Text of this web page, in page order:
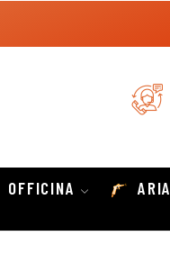
OFFICINA ARIA